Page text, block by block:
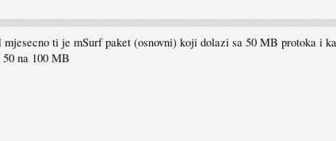
ti je mSurf paket (osnovni) koji dolazi sa 50 MB protoka i
na 100 MB